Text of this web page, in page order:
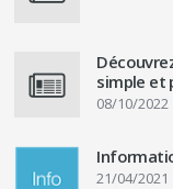
simple et
08/10/2022
21/04/2021